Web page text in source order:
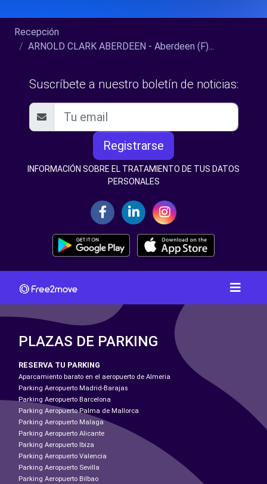
Recepción
ARNOLD CLARK ABERDEEN - Aberdeen (F)...
Suscríbete a nuestro boletín de noticias:
Registrarse
INFORMACIÓN SOBRE EL TRATAMIENTO DE TUS DATOS
PERSONALES
PLAZAS DE PARKING
RESERVA TU PARKING
Aparcamiento barato en el aeropuerto de Almeria
Parking Aeropuerto Madrid-Barajas
Parking Aeropuerto Barcelona
Parking Aeropuerto Palma de Mallorca
Parking Aeropuerto Malaga
Parking Aeropuerto Alicante
Parking Aeropuerto Ibiza
Parking Aeropuerto Valencia
Parking Aeropuerto Sevilla
Parking Aeropuerto Bilbao